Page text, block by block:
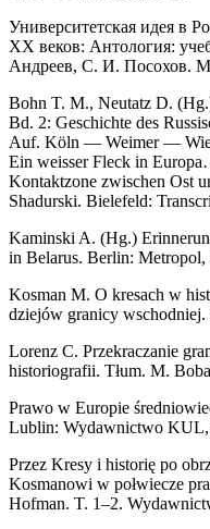
Университетская идея в
XХ веков: Антология:
Андреев, С. И. Посохов.
Bohn T. M., Neutatz D.
Bd. 2: Geschichte des
Auf. Köln — Weimer —
Ein weisser Fleck in
Kontaktzone zwischen Ost
Shadurski. Bielefeld:
Kaminski A. (Hg.)
in Belarus. Berlin: Metropol,
Kosman M. O kresach w
dziejów granicy wschodniej.
Lorenz C. Przekraczanie
historiografii. Tłum. M.
Prawo w Europie
Lublin: Wydawnictwo KUL,
Przez Kresy i historię po
Kosmanowi w połwiecze
Hofman. T. 1–2.